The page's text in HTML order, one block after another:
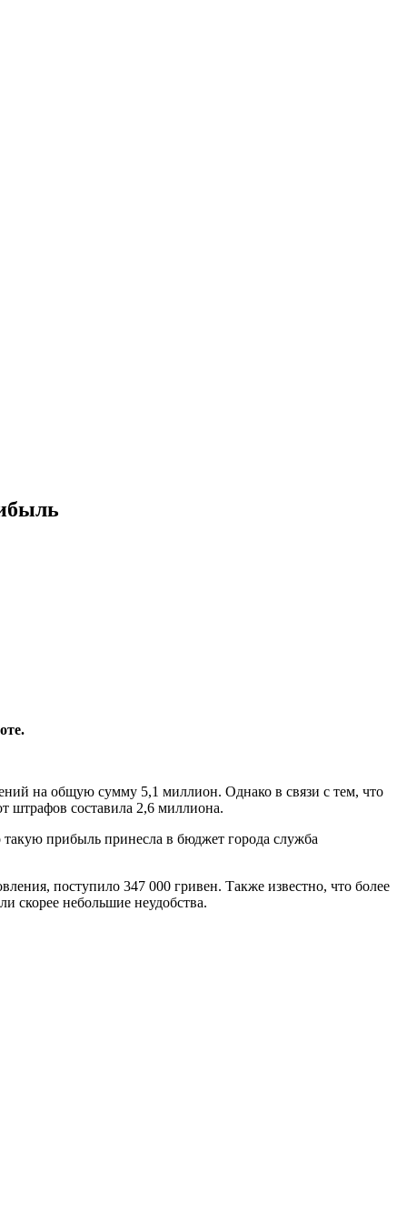
на общую сумму 5,1 миллион. Однако в связи с тем, что
штрафов составила 2,6 миллиона.
прибыль принесла в бюджет города служба
поступило 347 000 гривен. Также известно, что более
скорее небольшие неудобства.